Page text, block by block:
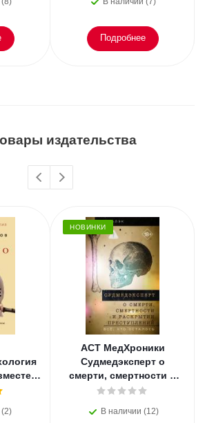
Подробнее
издательства
(2)
НОВИНКИ
АСТ МедХроники
Судмедэксперт о
смерти, смертности и
раскрытии
осталось. Блэк
В наличии (12)